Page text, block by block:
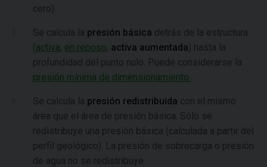
cero)
Se calcula la presión básica detrás de la estructura
( activa, en reposo, activa aumentada) hasta la
profundidad del punto nulo. Puede considerarse la
presión mínima de dimensionamiento.
Se calcula la presión redistribuida con el mismo
área que el área de presión básica. Sólo se
redistribuye una presión básica (calculada a partir del
perfil geológico). La presión de sobrecarga o presión
de agua no se redistribuye.